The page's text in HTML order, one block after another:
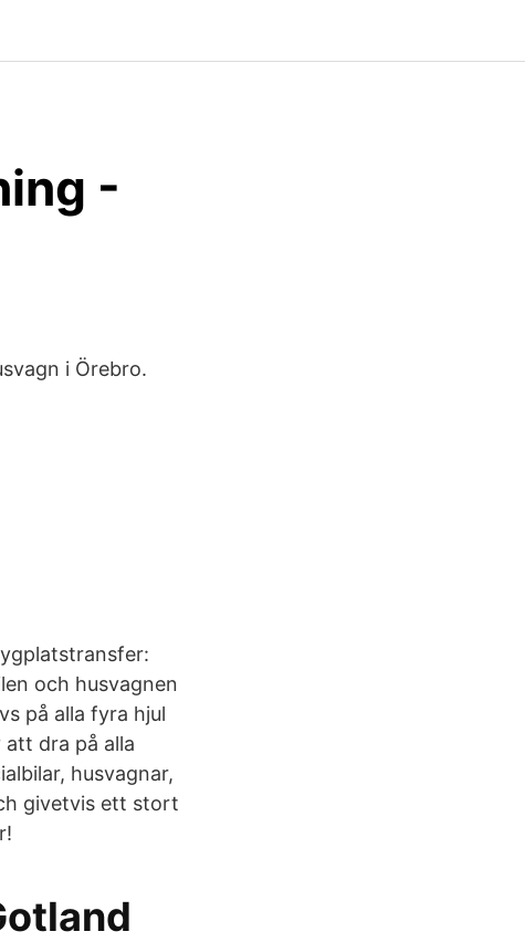
-
i Örebro.
och husvagnen
på alla fyra hjul
dra på alla
husvagnar,
givetvis ett stort